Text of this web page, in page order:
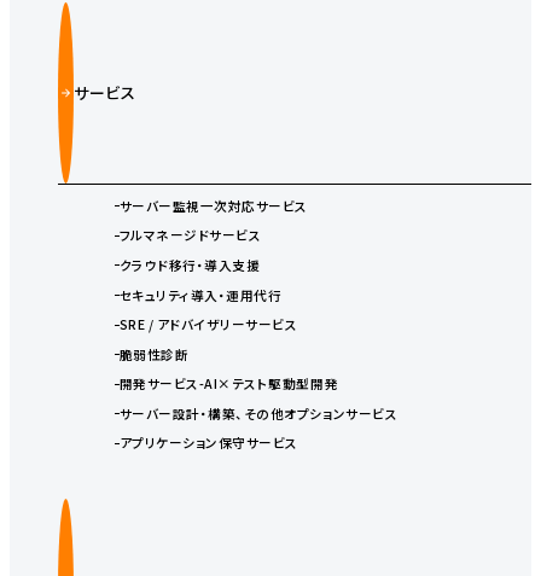
サービス
サーバー監視一次対応サービス
フルマネージドサービス
クラウド移行・導入支援
セキュリティ導入・運用代行
SRE / アドバイザリーサービス
脆弱性診断
開発サービス-AI×テスト駆動型開発
サーバー設計・構築、その他オプションサービス
アプリケーション保守サービス